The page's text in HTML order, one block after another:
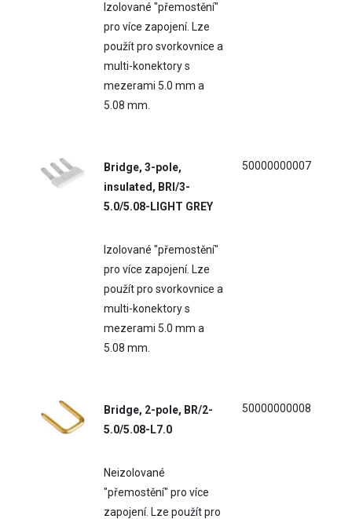
Izolované "přemostění"
pro více zapojení. Lze
použít pro svorkovnice a
multi-konektory s
mezerami 5.0 mm a
5.08 mm.
Bridge, 3-pole,
insulated, BRI/3-
5.0/5.08-LIGHT GREY
Izolované "přemostění"
pro více zapojení. Lze
použít pro svorkovnice a
multi-konektory s
mezerami 5.0 mm a
5.08 mm.
50000000007
Bridge, 2-pole, BR/2-
5.0/5.08-L7.0
Neizolované
"přemostění" pro více
zapojení. Lze použít pro
50000000008